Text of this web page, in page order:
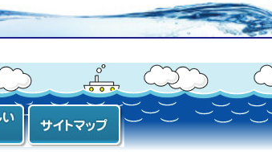
ク 「おいしい水づ
くり計画」オフ
ィシャルサイト